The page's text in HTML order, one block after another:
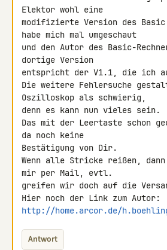
Elektor wohl eine
modifizierte Version des
habe mich mal umgeschaut
und den Autor des Basic-
dortige Version
entspricht der V1.1, die ich
Die weitere Fehlersuche
Oszilloskop als schwierig,
denn es kann nun vieles sein.
Das mit der Leertaste schon
da noch keine
Bestätigung von Dir.
Wenn alle Stricke reißen,
mir per Mail, evtl.
greifen wir doch auf die
http://home.arcor.de/
Antwort